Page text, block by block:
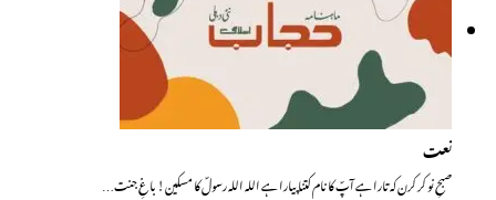
نعت
صبحِ نو کر کرن کہ تارا ہے آپؐ کا نام کتنا پیارا ہے اللہ اللہ رسولؐ کا مسکین! باغِ جنت…